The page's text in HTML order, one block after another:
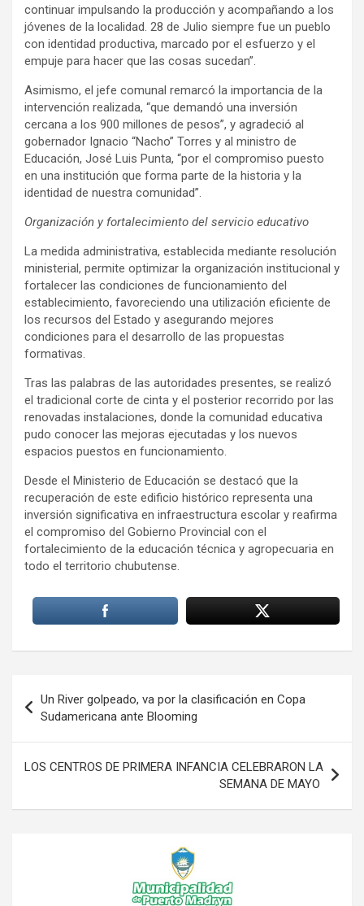
continuar impulsando la producción y acompañando a los
jóvenes de la localidad. 28 de Julio siempre fue un pueblo
con identidad productiva, marcado por el esfuerzo y el
empuje para hacer que las cosas sucedan”.
Asimismo, el jefe comunal remarcó la importancia de la
intervención realizada, “que demandó una inversión
cercana a los 900 millones de pesos”, y agradeció al
gobernador Ignacio “Nacho” Torres y al ministro de
Educación, José Luis Punta, “por el compromiso puesto
en una institución que forma parte de la historia y la
identidad de nuestra comunidad”.
Organización y fortalecimiento del servicio educativo
La medida administrativa, establecida mediante resolución
ministerial, permite optimizar la organización institucional y
fortalecer las condiciones de funcionamiento del
establecimiento, favoreciendo una utilización eficiente de
los recursos del Estado y asegurando mejores
condiciones para el desarrollo de las propuestas
formativas.
Tras las palabras de las autoridades presentes, se realizó
el tradicional corte de cinta y el posterior recorrido por las
renovadas instalaciones, donde la comunidad educativa
pudo conocer las mejoras ejecutadas y los nuevos
espacios puestos en funcionamiento.
Desde el Ministerio de Educación se destacó que la
recuperación de este edificio histórico representa una
inversión significativa en infraestructura escolar y reafirma
el compromiso del Gobierno Provincial con el
fortalecimiento de la educación técnica y agropecuaria en
todo el territorio chubutense.
de
entradas
Un River golpeado, va por la clasificación en Copa
Sudamericana ante Blooming
LOS CENTROS DE PRIMERA INFANCIA CELEBRARON LA
SEMANA DE MAYO